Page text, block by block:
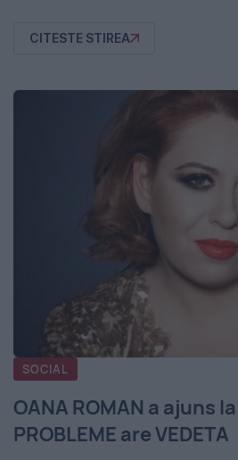
CITESTE STIREA
SOCIAL
OANA ROMAN a ajuns
PROBLEME are VEDETA